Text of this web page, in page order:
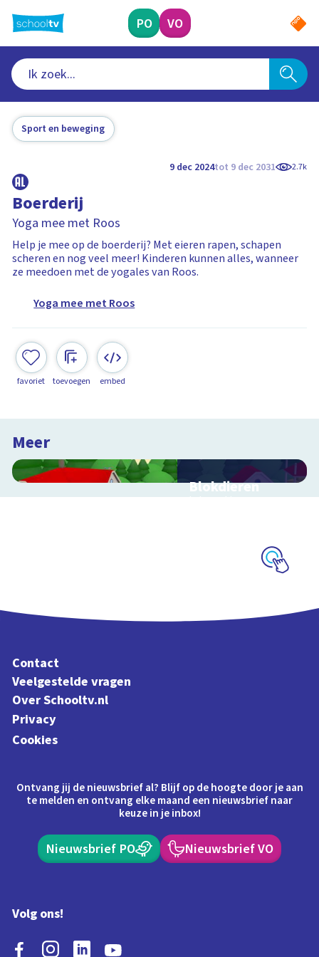
naar
hoofdinhoud
PO VO
Sport en beweging
9 dec 2024tot 9 dec 2031 2.7k
Boerderij
Yoga mee met Roos
Help je mee op de boerderij? Met eieren rapen, schapen
scheren en nog veel meer! Kinderen kunnen alles, wanneer
ze meedoen met de yogales van Roos.
Yoga mee met Roos
favoriet toevoegen embed
Meer
Blokdieren
Interactieve
Contact
Veelgestelde vragen
Over Schooltv.nl
Privacy
Cookies
Ontvang jij de nieuwsbrief al? Blijf op de hoogte door je aan
te melden en ontvang elke maand een nieuwsbrief naar
keuze in je inbox!
Nieuwsbrief PO Nieuwsbrief VO
Volg ons!